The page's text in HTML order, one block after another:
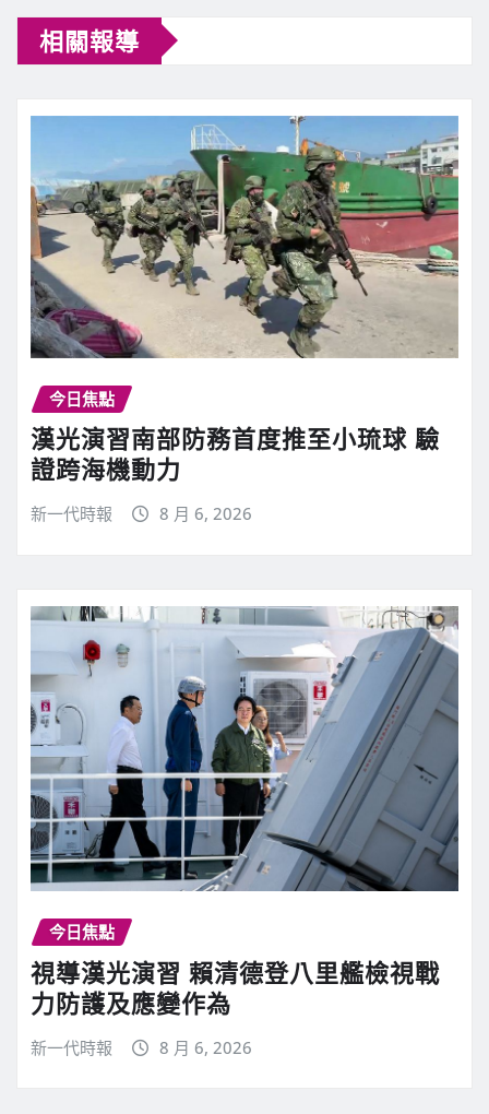
相關報導
今日焦點
漢光演習南部防務首度推至小琉球 驗
證跨海機動力
新一代時報 8 月 6, 2026
今日焦點
視導漢光演習 賴清德登八里艦檢視戰
力防護及應變作為
新一代時報 8 月 6, 2026